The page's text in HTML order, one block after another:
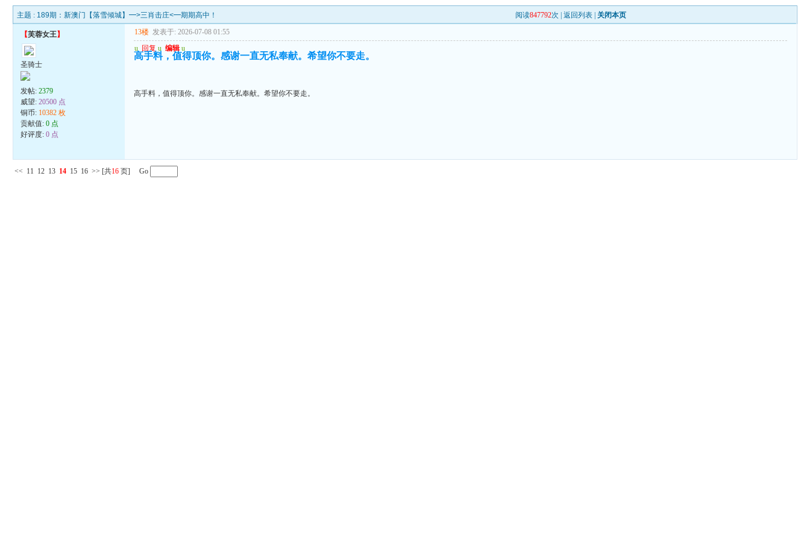
主题 : 189期：新澳门【落雪倾城】━>三肖击庄<━期期高中！ 阅读847792次 |返回列表 关闭本页
【芙蓉女王】
圣骑士
发帖:2379
威望:20500 点
铜币: 10382 枚
贡献值:0 点
好评度:0 点
13楼 发表于: 2026-07-08 01:55
u 回复 u 编辑 u
高手料，值得顶你。感谢一直无私奉献。希望你不要走。
高手料，值得顶你。感谢一直无私奉献。希望你不要走。
<< 11 12 13 14 15 16 >> [共16 页] Go